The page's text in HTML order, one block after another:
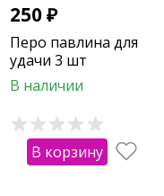
250₽
Перо павлина для
удачи 3 шт
В наличии
В корзину